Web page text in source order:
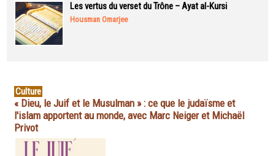
Les vertus du verset du Trône – Ayat al-Kursi
Housman Omarjee
Culture
« Dieu, le Juif et le Musulman » : ce que le judaïsme et
l'islam apportent au monde, avec Marc Neiger et Michaël
Privot